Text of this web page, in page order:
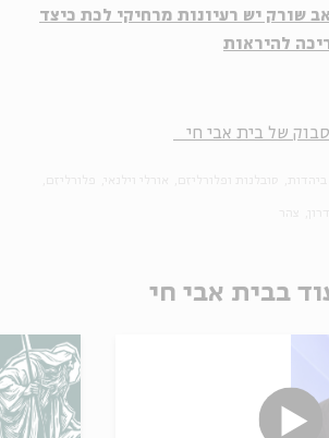
שורק יש רעיונות מרחיקי לכת כיצד
להיראות
של בית אבי חי
בבית אבי חי